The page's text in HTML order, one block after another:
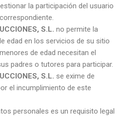
la participación del usuario
S.L. no permite la
edad en los servicios de su sitio
de edad necesitan el
padres o tutores para participar.
S.L. se exime de
el incumplimiento de este
personales es un requisito legal